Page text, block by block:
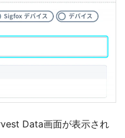
Data画面が表示され